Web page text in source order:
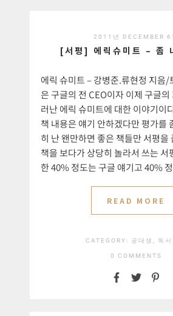
2011년 DECEMBER 6
[서평] 에릭슈미트 – 좀
에릭 슈미트 – 강병준.류현정 지음/
은 구글의 전 CEO이자 이제 구글의
러난 에릭 슈미트에 대한 이야기이
책 내용은 얘기 안하겠다만 평가를
히 난 왠만하면 좋은 책들만 서평을
책을 보다가 상당히 놀라서 쓰는 서
한 40% 정도는 구글 얘기고 40%
READ MORE
CATEGORY: 공대생, 독서
0 COMMENTS